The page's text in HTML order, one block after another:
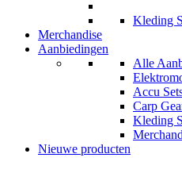
Kleding
Merchandise
Aanbiedingen
Alle
Accu
Carp
Kleding
Nieuwe producten